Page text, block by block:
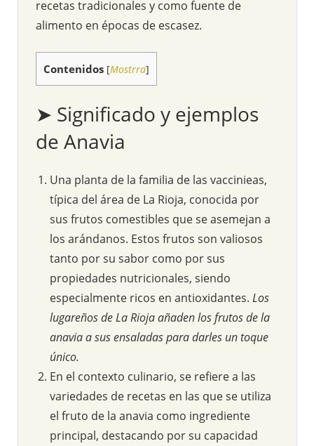
recetas tradicionales y como fuente de
alimento en épocas de escasez.
Contenidos [Mostrra]
➤ Significado y ejemplos
de Anavia
Una planta de la familia de las vaccinieas,
típica del área de La Rioja, conocida por
sus frutos comestibles que se asemejan a
los arándanos. Estos frutos son valiosos
tanto por su sabor como por sus
propiedades nutricionales, siendo
especialmente ricos en antioxidantes. Los
lugareños de La Rioja añaden los frutos de la
anavia a sus ensaladas para darles un toque
único.
En el contexto culinario, se refiere a las
variedades de recetas en las que se utiliza
el fruto de la anavia como ingrediente
principal, destacando por su capacidad